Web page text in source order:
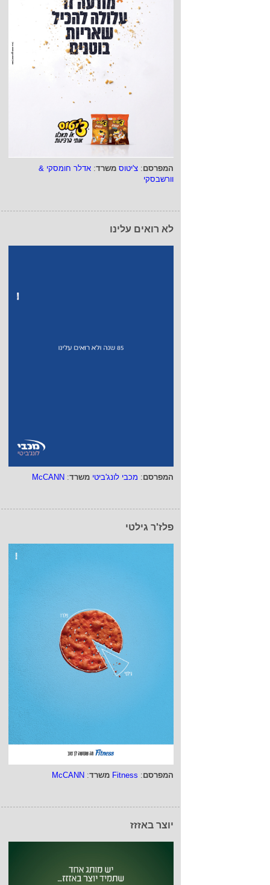
המפרסם: צ'יטוס משרד: אדלר חומסקי &
וורשבסקי
לא רואים עלינו
המפרסם: מכבי לונג'ביטי משרד:
McCANN
פלז'ר גילטי
המפרסם:
Fitness משרד:
McCANN
יוצר באזזז